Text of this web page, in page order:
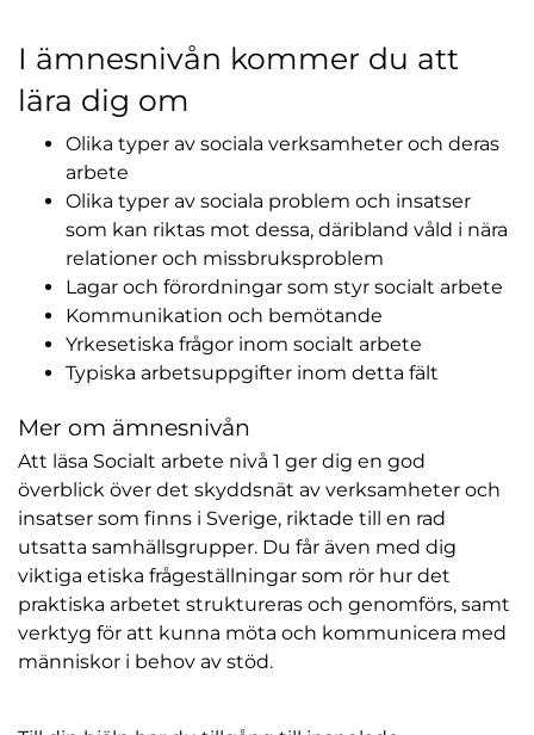
I ämnesnivån kommer du att
lära dig om
Olika typer av sociala verksamheter och deras
arbete
Olika typer av sociala problem och insatser
som kan riktas mot dessa, däribland våld i nära
relationer och missbruksproblem
Lagar och förordningar som styr socialt arbete
Kommunikation och bemötande
Yrkesetiska frågor inom socialt arbete
Typiska arbetsuppgifter inom detta fält
Mer om ämnesnivån
Att läsa Socialt arbete nivå 1 ger dig en god
överblick över det skyddsnät av verksamheter och
insatser som finns i Sverige, riktade till en rad
utsatta samhällsgrupper. Du får även med dig
viktiga etiska frågeställningar som rör hur det
praktiska arbetet struktureras och genomförs, samt
verktyg för att kunna möta och kommunicera med
människor i behov av stöd.